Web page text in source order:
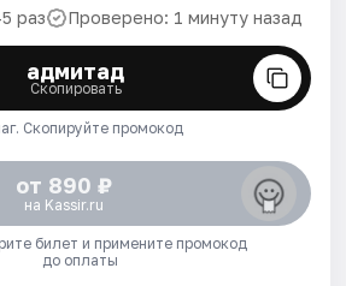
раз Проверено: 1 минуту назад
адмитад
Скопировать
Скопируйте промокод
от 890 ₽
на Kassir.ru
билет и примените промокод
до оплаты